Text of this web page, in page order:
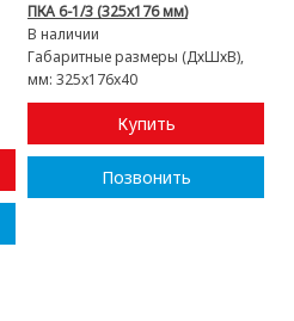
ПКА 6-1/3 (325x176 мм)
В наличии
Габаритные размеры (ДхШхВ),
мм: 325x176x40
Купить
Позвонить